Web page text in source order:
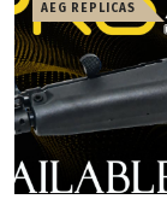
AEG REPLICAS